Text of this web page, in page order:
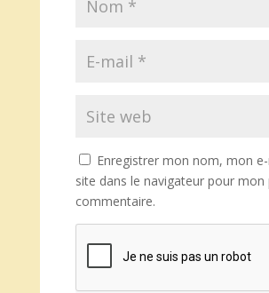
Enregistrer mon nom, mon
site dans le navigateur pour mon
commentaire.